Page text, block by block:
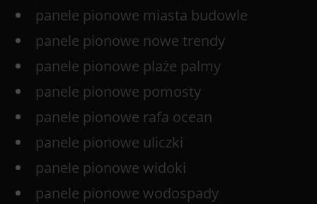
panele pionowe miasta budowle
panele pionowe nowe trendy
panele pionowe plaże palmy
panele pionowe pomosty
panele pionowe rafa ocean
panele pionowe uliczki
panele pionowe widoki
panele pionowe wodospady